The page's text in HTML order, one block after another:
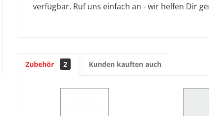
verfügbar. Ruf uns einfach an - wir helfen Dir
Zubehör 2 Kunden kauften auch